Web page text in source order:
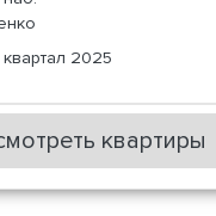
2025
квартиры